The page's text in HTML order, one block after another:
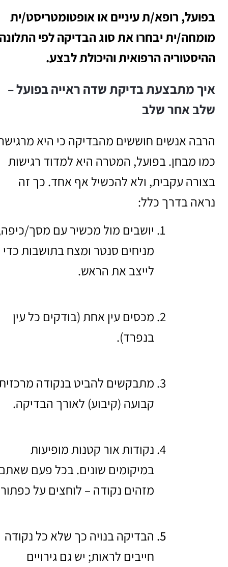
בפועל, רופא/ת עיניים או אופטומטריסט/ית
מומחה/ית יבחרו את סוג הבדיקה לפי
ההיסטוריה הרפואית והיכולת לבצע.
איך מתבצעת בדיקת שדה ראייה בפועל –
שלב אחר שלב
הרבה אנשים חוששים מהבדיקה כי היא
כמו מבחן. בפועל, המטרה היא למדוד רגישות
בצורה עקבית, ולא להכשיל אף אחד. כך זה
נראה בדרך כלל:
יושבים מול מכשיר עם מסך/
מניחים סנטר ומצח בתושבות כדי
לייצב את הראש.
מכסים עין אחת (בודקים כל עין
בנפרד).
מתבקשים להביט בנקודה
קבועה (קיבוע) לאורך הבדיקה.
נקודות אור קטנות מופיעות
במיקומים שונים. בכל פעם
מזהים נקודה – לוחצים על
הבדיקה בנויה כך שלא כל נקודה
חייבים לראות; יש גם גירויים